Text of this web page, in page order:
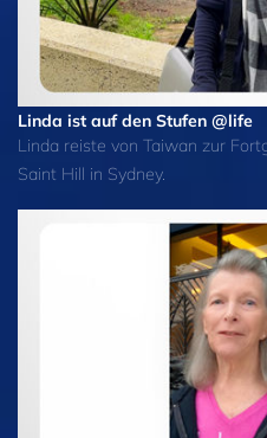
Linda ist auf den Stufen @life
Linda reiste von Taiwan zur
Saint Hill in Sydney.